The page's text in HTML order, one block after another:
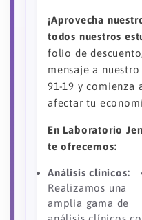
¡Aprovecha
todos nuestros
folio de
mensaje a
91-19 y comienza
afectar tu
En Laboratorio
te ofrecemos:
Análisis clínicos:
Realizamos una
amplia gama de